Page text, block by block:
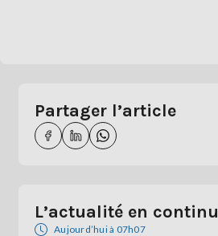
Partager l’article
L’actualité en continu
Aujourd’hui à 07h07